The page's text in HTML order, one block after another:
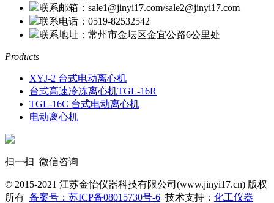
联系邮箱：sale1@jinyi17.com/sale2@jinyi17.com
联系电话：0519-82532542
联系地址：常州市金坛区金宜公路6公里处
Products
XYJ-2 台式电动离心机
台式高速冷冻离心机TGL-16R
TGL-16C 台式电动离心机
电动离心机
扫一扫 微信咨询
© 2015-2021 江苏金怡仪器科技有限公司(www.jinyi17.cn) 版权
所有 备案号：苏ICP备08015730号-6 技术支持： 化工仪器